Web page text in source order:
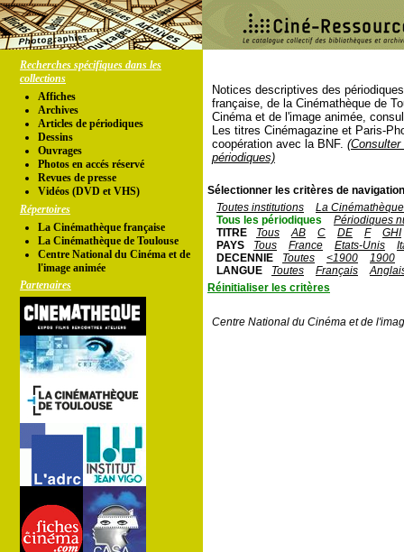
Recherches spécifiques dans les
collections
Affiches
Archives
Articles de périodiques
Dessins
Ouvrages
Photos en accés réservé
Revues de presse
Vidéos (DVD et VHS)
Répertoires
La Cinémathèque française
La Cinémathèque de Toulouse
Centre National du Cinéma et de
l'image animée
Partenaires
Notices descriptives des
française, de la Cinémathèque de
Cinéma et de l'image animée,
Les titres Cinémagazine et Paris-
coopération avec la BNF.
périodiques)
Sélectionner les critères de
Toutes institutions
La
Tous les périodiques
Périodiques
TITRE
Tous AB C DE F
GHI
PAYS
Tous France Etats-Unis
DECENNIE
Toutes <1900
1900
LANGUE
Toutes Français
Réinitialiser les critères
Centre National du Cinéma et de